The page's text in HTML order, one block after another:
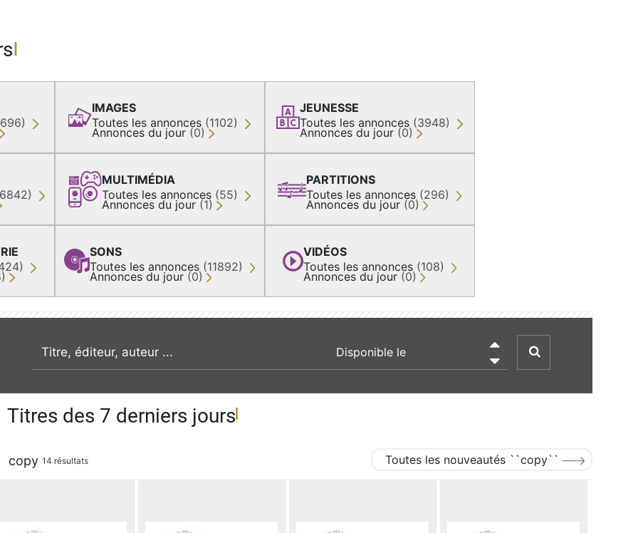
IMAGES
Toutes les annonces (1102)
Annonces du jour (0)
MULTIMÉDIA
Toutes les annonces (55)
Annonces du jour (1)
SONS
Toutes les annonces (11892)
Annonces du jour (0)
JEUNESSE
Toutes les annonces (3948)
Annonces du jour (0)
PARTITIONS
Toutes les annonces (296)
Annonces du jour (0)
VIDÉOS
Toutes les annonces (108)
Annonces du jour (0)
recherche par mot clé

Titres des 7 derniers jours
copy 14 résultats Toutes les nouveautés ``copy``